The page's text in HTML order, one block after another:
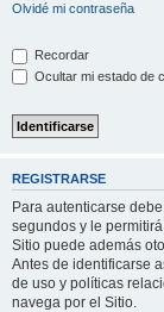
Olvidé mi contraseña
Recordar
Ocultar mi estado de
REGISTRARSE
Para autenticarse
segundos y le
Sitio puede además
Antes de identificarse
de uso y políticas
navega por el Sitio.